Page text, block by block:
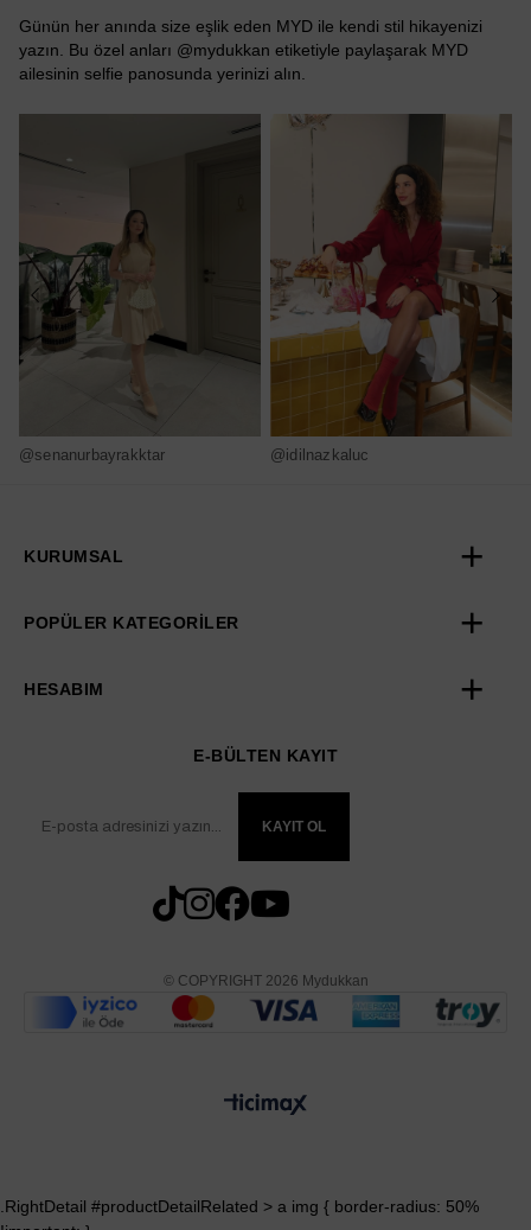
Günün her anında size eşlik eden MYD ile kendi stil hikayenizi
yazın. Bu özel anları @mydukkan etiketiyle paylaşarak MYD
ailesinin selfie panosunda yerinizi alın.
@senanurbayrakktar @idilnazkaluc
KURUMSAL
POPÜLER KATEGORİLER
HESABIM
E-BÜLTEN KAYIT
KAYIT OL
© COPYRIGHT 2026 Mydukkan
.RightDetail #productDetailRelated > a img { border-radius: 50%